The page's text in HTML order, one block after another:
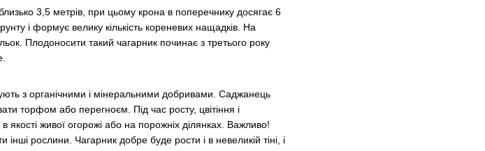
3,5 метрів, при цьому крона в поперечнику досягає 6
і формує велику кількість кореневих нащадків. На
Плодоносити такий чагарник починає з третього року
з органічними і мінеральними добривами. Саджанець
торфом або перегноєм. Під час росту, цвітіння і
живої огорожі або на порожніх ділянках. Важливо!
рослини. Чагарник добре буде рости і в невеликій тіні, і